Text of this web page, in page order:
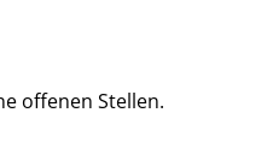
offenen Stellen.